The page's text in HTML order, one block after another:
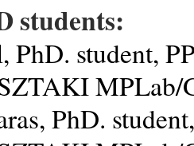
students:
PhD. student,
MPLab/
PhD.